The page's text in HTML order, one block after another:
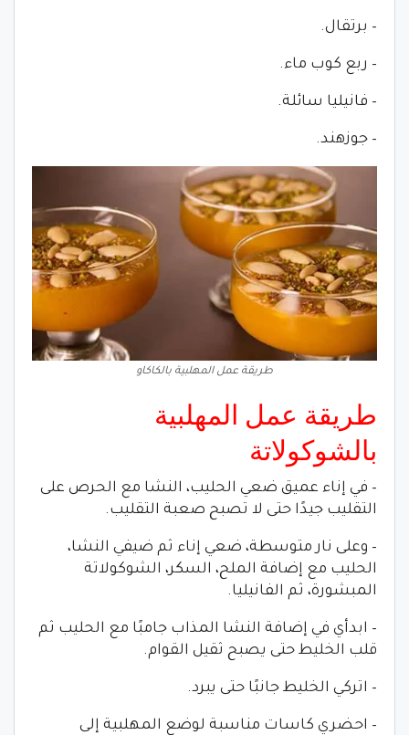
– برتقال.
– ربع كوب ماء.
– فانيليا سائلة.
– جوزهند.
طريقة عمل المهلبية بالكاكاو
طريقة عمل المهلبية
بالشوكولاتة
– في إناء عميق ضعي الحليب، النشا مع الحرص على
التقليب جيدًا حتى لا تصبح صعبة التقليب.
– وعلى نار متوسطة، ضعي إناء ثم ضيفي النشا،
الحليب مع إضافة الملح، السكر، الشوكولاتة
المبشورة، ثم الفانيليا.
– ابدأي في إضافة النشا المذاب جامبًا مع الحليب ثم
قلب الخليط حتى يصبح ثقيل القوام.
– اتركي الخليط جانبًا حتى يبرد.
– احضري كاسات مناسبة لوضع المهلبية إلى